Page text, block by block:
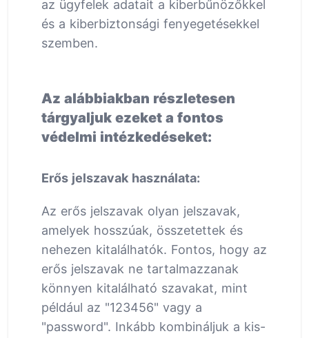
az ügyfelek adatait a kiberbűnözőkkel
és a kiberbiztonsági fenyegetésekkel
szemben.
Az alábbiakban részletesen
tárgyaljuk ezeket a fontos
védelmi intézkedéseket:
Erős jelszavak használata:
Az erős jelszavak olyan jelszavak,
amelyek hosszúak, összetettek és
nehezen kitalálhatók. Fontos, hogy az
erős jelszavak ne tartalmazzanak
könnyen kitalálható szavakat, mint
például az "123456" vagy a
"password". Inkább kombináljuk a kis-